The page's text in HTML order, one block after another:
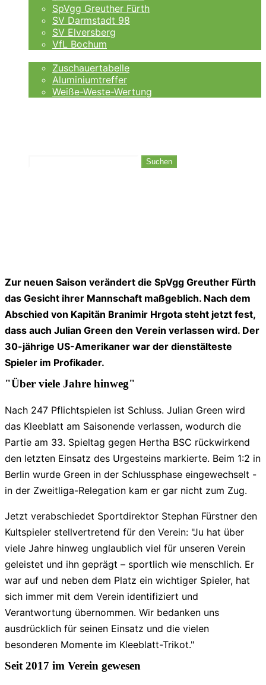
SpVgg Greuther Fürth
SV Darmstadt 98
SV Elversberg
VfL Bochum
Zuschauertabelle
Aluminiumtreffer
Weiße-Weste-Wertung
Suchen
Zur neuen Saison verändert die SpVgg Greuther Fürth
das Gesicht ihrer Mannschaft maßgeblich. Nach dem
Abschied von Kapitän Branimir Hrgota steht jetzt fest,
dass auch Julian Green den Verein verlassen wird. Der
30-jährige US-Amerikaner war der dienstälteste
Spieler im Profikader.
"Über viele Jahre hinweg"
Nach 247 Pflichtspielen ist Schluss. Julian Green wird
das Kleeblatt am Saisonende verlassen, wodurch die
Partie am 33. Spieltag gegen Hertha BSC rückwirkend
den letzten Einsatz des Urgesteins markierte. Beim 1:2 in
Berlin wurde Green in der Schlussphase eingewechselt -
in der Zweitliga-Relegation kam er gar nicht zum Zug.
Jetzt verabschiedet Sportdirektor Stephan Fürstner den
Kultspieler stellvertretend für den Verein: "Ju hat über
viele Jahre hinweg unglaublich viel für unseren Verein
geleistet und ihn geprägt – sportlich wie menschlich. Er
war auf und neben dem Platz ein wichtiger Spieler, hat
sich immer mit dem Verein identifiziert und
Verantwortung übernommen. Wir bedanken uns
ausdrücklich für seinen Einsatz und die vielen
besonderen Momente im Kleeblatt-Trikot."
Seit 2017 im Verein gewesen